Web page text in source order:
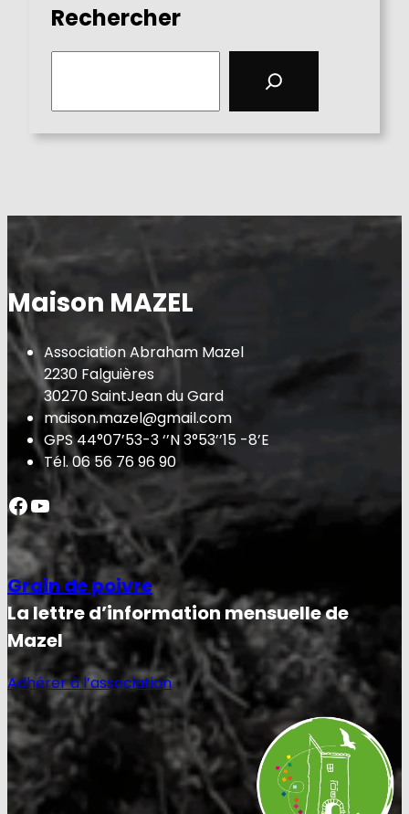
Rechercher
Maison MAZEL
Association Abraham Mazel
2230 Falguières
30270 SaintJean du Gard
maison.mazel@gmail.com
GPS 44°07’53-3 ‘’N 3°53’’15 -8’E
Tél. 06 56 76 96 90
Facebook YouTube
Grain de poivre
La lettre d’information mensuelle de
Mazel
Adhérer à l’association